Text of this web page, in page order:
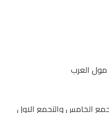
العرب
الخامس والتجمع الاول